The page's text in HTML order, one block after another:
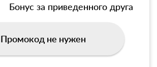
Бонус за приведенного друга
Промокод не нужен